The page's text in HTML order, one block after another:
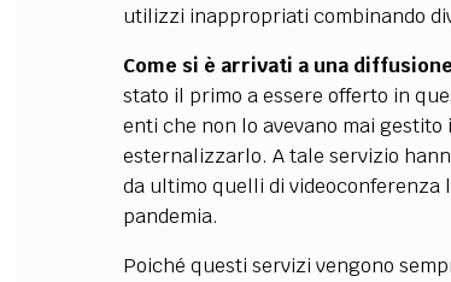
utilizzi inappropriati combinando
Come si è arrivati a una
stato il primo a essere offerto in
enti che non lo avevano mai
esternalizzarlo. A tale servizio
da ultimo quelli di videoconferenza
pandemia.
Poiché questi servizi vengono